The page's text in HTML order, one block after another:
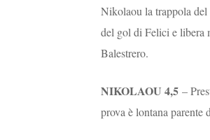
Nikolaou la trappola
del gol di Felici e libera
Balestrero.
NIKOLAOU 4,5 –
prova è lontana parente